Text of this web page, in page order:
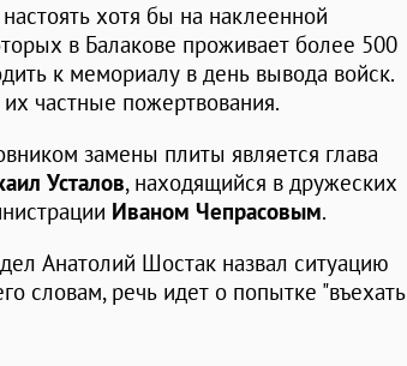
хотя бы на наклеенной
в Балакове проживает более 500
к мемориалу в день вывода войск.
частные пожертвования.
замены плиты является глава
Усталов, находящийся в дружеских
Иваном Чепрасовым.
Анатолий Шостак назвал ситуацию
словам, речь идет о попытке "въехать